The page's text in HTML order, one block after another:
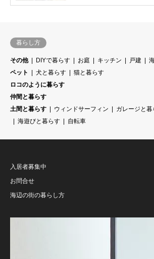
暮らし方
その他 DIYで暮らす お庭 キッチン 戸建
ペット
犬と暮らす
猫と暮らす
ロコのように暮らす
仲間と暮らす
土間と暮らす
ウィンドサーフィン ガレージと暮
海遊びと暮らす
自転車
入居者募集中
お問合せ
海辺の街の暮らし方